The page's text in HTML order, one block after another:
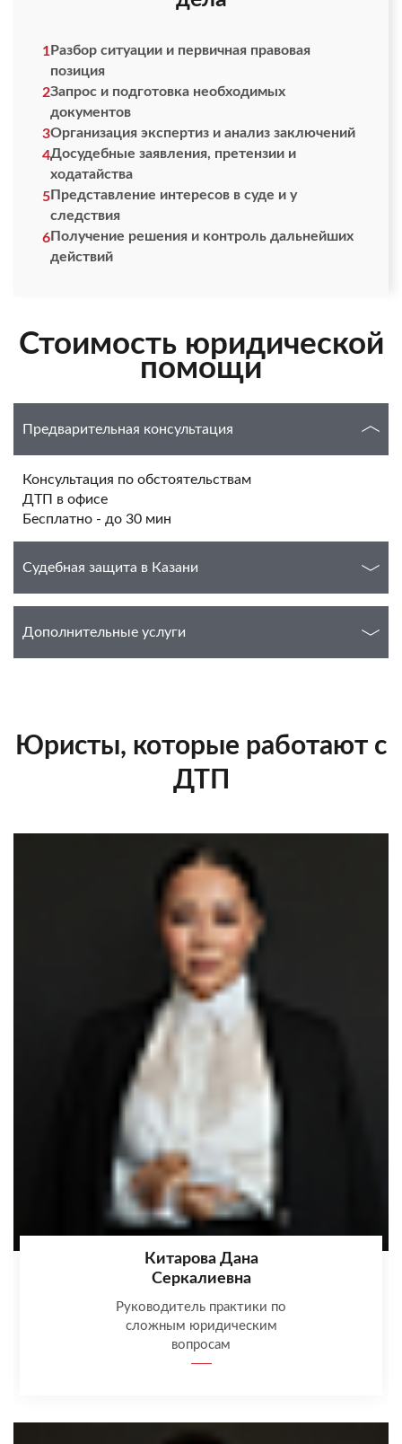
1Разбор ситуации и первичная правовая
позиция
2Запрос и подготовка необходимых
документов
3Организация экспертиз и анализ заключений
4Досудебные заявления, претензии и
ходатайства
5Представление интересов в суде и у
следствия
6Получение решения и контроль дальнейших
действий
Стоимость юридической
помощи
Предварительная консультация
Консультация по обстоятельствам
ДТП в офисе
Бесплатно - до 30 мин
Судебная защита в Казани
Дополнительные услуги
Юристы, которые работают с
ДТП
Китарова Дана
Серкалиевна
Руководитель практики по
сложным юридическим
вопросам